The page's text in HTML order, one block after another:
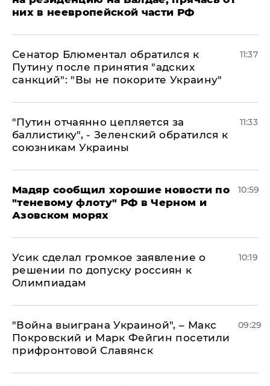
них в неевропейской части РФ
Сенатор Блюментал обратился к
Путину после принятия "адских
санкций": "Вы не покорите Украину"
11:37
"Путин отчаянно цепляется за
баллистику", - Зеленский обратился к
союзникам Украины
11:33
Мадяр сообщил хорошие новости по
"теневому флоту" РФ в Черном и
Азовском морях
10:59
Усик сделал громкое заявление о
решении по допуску россиян к
Олимпиадам
10:19
"Война выиграна Украиной", – Макс
Покровский и Марк Фейгин посетили
прифронтовой Славянск
09:29